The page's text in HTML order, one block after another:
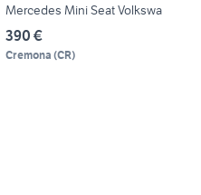
Mercedes Mini Seat Volkswa
390 €
Cremona (CR)